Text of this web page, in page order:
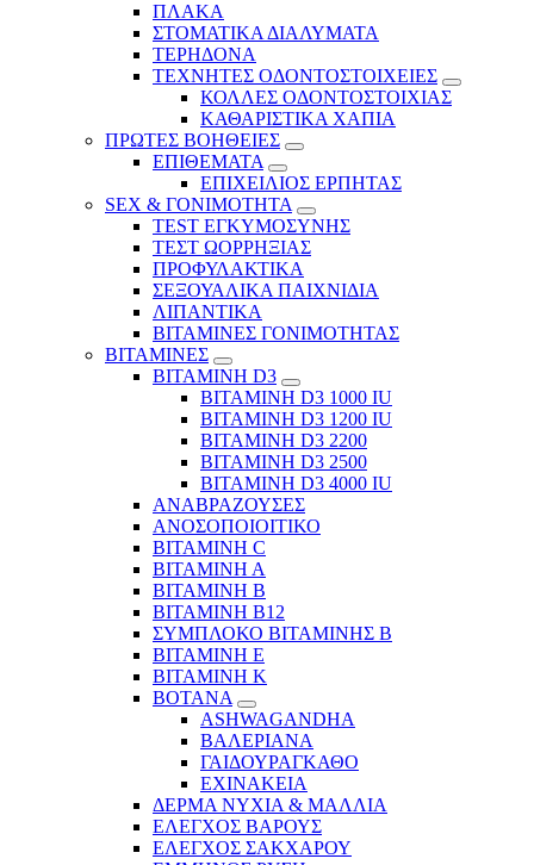
ΠΛΑΚΑ
ΣΤΟΜΑΤΙΚΑ ΔΙΑΛΥΜΑΤΑ
ΤΕΡΗΔΟΝΑ
ΤΕΧΝΗΤΕΣ ΟΔΟΝΤΟΣΤΟΙΧΕΙΕΣ
ΚΟΛΛΕΣ ΟΔΟΝΤΟΣΤΟΙΧΙΑΣ
ΚΑΘΑΡΙΣΤΙΚΑ ΧΑΠΙΑ
ΠΡΩΤΕΣ ΒΟΗΘΕΙΕΣ
ΕΠΙΘΕΜΑΤΑ
ΕΠΙΧΕΙΛΙΟΣ ΕΡΠΗΤΑΣ
SEX & ΓΟΝΙΜΟΤΗΤΑ
TEST ΕΓΚΥΜΟΣΥΝΗΣ
ΤΕΣΤ ΩΟΡΡΗΞΙΑΣ
ΠΡΟΦΥΛΑΚΤΙΚΑ
ΣΕΞΟΥΑΛΙΚΑ ΠΑΙΧΝΙΔΙΑ
ΛΙΠΑΝΤΙΚΑ
ΒΙΤΑΜΙΝΕΣ ΓΟΝΙΜΟΤΗΤΑΣ
ΒΙΤΑΜΙΝΕΣ
ΒΙΤΑΜΙΝΗ D3
ΒΙΤΑΜΙΝΗ D3 1000 IU
ΒΙΤΑΜΙΝΗ D3 1200 IU
ΒΙΤΑΜΙΝΗ D3 2200
ΒΙΤΑΜΙΝΗ D3 2500
BITAMINH D3 4000 IU
ΑΝΑΒΡΑΖΟΥΣΕΣ
ΑΝΟΣΟΠΟΙΟΙΤΙΚΟ
ΒΙΤΑΜΙΝΗ C
ΒΙΤΑΜΙΝΗ Α
ΒΙΤΑΜΙΝΗ Β
ΒΙΤΑΜΙΝΗ Β12
ΣΥΜΠΛΟΚΟ ΒΙΤΑΜΙΝΗΣ Β
ΒΙΤΑΜΙΝΗ Ε
ΒΙΤΑΜΙΝΗ Κ
ΒΟΤΑΝΑ
ASHWAGANDHA
ΒΑΛΕΡΙΑΝΑ
ΓΑΙΔΟΥΡΑΓΚΑΘΟ
ΕΧΙΝΑΚΕΙΑ
ΔΕΡΜΑ ΝΥΧΙΑ & ΜΑΛΛΙΑ
ΕΛΕΓΧΟΣ ΒΑΡΟΥΣ
ΕΛΕΓΧΟΣ ΣΑΚΧΑΡΟΥ